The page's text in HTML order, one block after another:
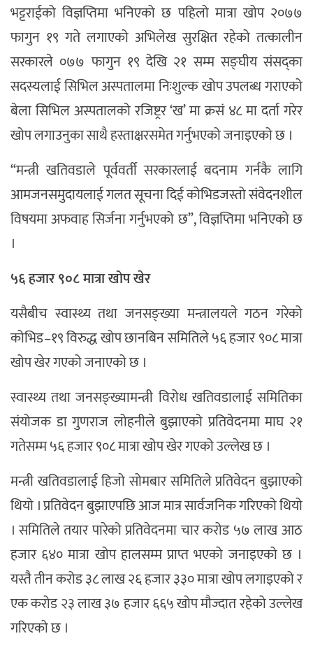
भट्टराईको विज्ञप्तिमा भनिएको छ पहिलो मात्रा खोप २०७७
फागुन १९ गते लगाएको अभिलेख सुरक्षित रहेको तत्कालीन
सरकारले ०७७ फागुन १९ देखि २१ सम्म सङ्घीय संसद्का
सदस्यलाई सिभिल अस्पतालमा निःशुल्क खोप उपलब्ध गराएको
बेला सिभिल अस्पतालको रजिष्ट्रर ‘ख’ मा क्रसं ४८ मा दर्ता गरेर
खोप लगाउनुका साथै हस्ताक्षरसमेत गर्नुभएको जनाइएको छ ।
“मन्त्री खतिवडाले पूर्ववर्ती सरकारलाई बदनाम गर्नकै लागि
आमजनसमुदायलाई गलत सूचना दिई कोभिडजस्तो संवेदनशील
विषयमा अफवाह सिर्जना गर्नुभएको छ”, विज्ञप्तिमा भनिएको छ
।
५६ हजार ९०८ मात्रा खोप खेर
यसैबीच स्वास्थ्य तथा जनसङ्ख्या मन्त्रालयले गठन गरेको
कोभिड–१९ विरुद्ध खोप छानबिन समितिले ५६ हजार ९०८ मात्रा
खोप खेर गएको जनाएको छ ।
स्वास्थ्य तथा जनसङ्ख्यामन्त्री विरोध खतिवडालाई समितिका
संयोजक डा गुणराज लोहनीले बुझाएको प्रतिवेदनमा माघ २१
गतेसम्म ५६ हजार ९०८ मात्रा खोप खेर गएको उल्लेख छ ।
मन्त्री खतिवडालाई हिजो सोमबार समितिले प्रतिवेदन बुझाएको
थियो । प्रतिवेदन बुझाएपछि आज मात्र सार्वजनिक गरिएको थियो
। समितिले तयार पारेको प्रतिवेदनमा चार करोड ५७ लाख आठ
हजार ६४० मात्रा खोप हालसम्म प्राप्त भएको जनाइएको छ ।
यस्तै तीन करोड ३८ लाख २६ हजार ३३० मात्रा खोप लगाइएको र
एक करोड २३ लाख ३७ हजार ६६५ खोप मौज्दात रहेको उल्लेख
गरिएको छ ।